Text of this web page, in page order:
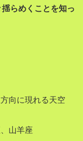
らめくことを知っ
向に現れる天空
山羊座